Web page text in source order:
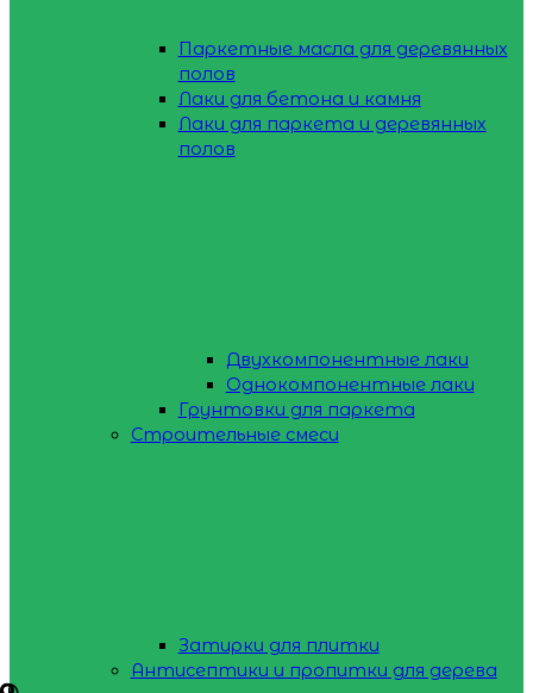
Паркетные масла для деревянных
полов
Лаки для бетона и камня
Лаки для паркета и деревянных
полов
Двухкомпонентные лаки
Однокомпонентные лаки
Грунтовки для паркета
Строительные смеси
Затирки для плитки
Антисептики и пропитки для дерева